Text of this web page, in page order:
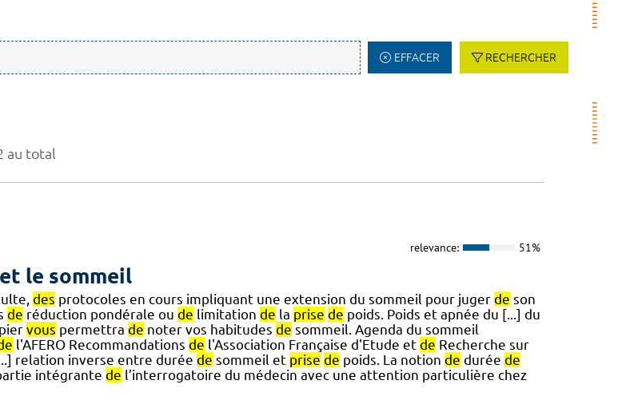
EFFACER RECHERCHER
au total
relevance: 51%
le sommeil
des protocoles en cours impliquant une extension du sommeil pour juger de son
de réduction pondérale ou de limitation de la prise de poids. Poids et apnée du [...] du
vous permettra de noter vos habitudes de sommeil. Agenda du sommeil
l'AFERO Recommandations de l'Association Française d'Etude et de Recherche sur
relation inverse entre durée de sommeil et prise de poids. La notion de durée de
intégrante de l’interrogatoire du médecin avec une attention particulière chez